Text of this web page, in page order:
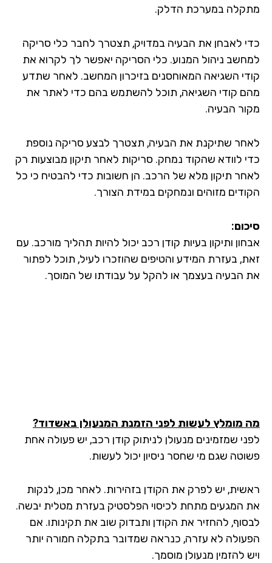
במערכת הדלק.
לאבחן את הבעיה במדויק, תצטרך לחבר כלי סריקה
ניהול המנוע. כלי הסריקה יאפשר לך לקרוא את
השגיאה המאוחסנים בזיכרון המחשב. לאחר שתדע
קודי השגיאה, תוכל להשתמש בהם כדי לאתר את
הבעיה.
שתיקנת את הבעיה, תצטרך לבצע סריקה נוספת
לוודא שהקוד נמחק. סריקות לאחר תיקון מבוצעות רק
תיקון מלא של הרכב. הן חשובות כדי להבטיח כי כל
מזוהים ונמחקים במידת הצורך.
ותיקון בעיות קודן רכב יכול להיות תהליך מורכב. עם
בעזרת המידע והטיפים שהוזכרו לעיל, תוכל לפתור
הבעיה בעצמך או להקל על עבודתו של המוסך.
מומלץ לעשות לפני הזמנת המנעולן באשדוד?
שמזמינים מנעולן לניתוק קודן רכב, יש פעולה אחת
שגם מי שחסר ניסיון יכול לעשות.
יש לפרק את הקודן בזהירות. לאחר מכן, לנקות
המגעים מתחת לכיסוי הפלסטיק בעזרת מטלית יבשה.
להחזיר את הקודן ותבדוק שוב את תקינותו. אם
לא עזרה, כנראה שמדובר בתקלה חמורה יותר
להזמין מנעולן מוסמך.